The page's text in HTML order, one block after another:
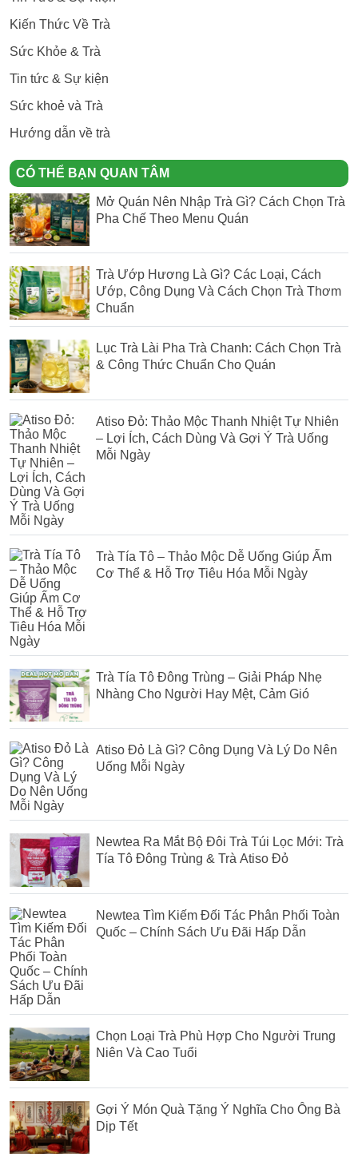
Kiến Thức Về Trà
Sức Khỏe & Trà
Tin tức & Sự kiện
Sức khoẻ và Trà
Hướng dẫn về trà
CÓ THỂ BẠN QUAN TÂM
Mở Quán Nên Nhập Trà Gì? Cách Chọn Trà
Pha Chế Theo Menu Quán
Trà Ướp Hương Là Gì? Các Loại, Cách
Ướp, Công Dụng Và Cách Chọn Trà Thơm
Chuẩn
Lục Trà Lài Pha Trà Chanh: Cách Chọn Trà
& Công Thức Chuẩn Cho Quán
Atiso Đỏ: Thảo Mộc Thanh Nhiệt Tự Nhiên
– Lợi Ích, Cách Dùng Và Gợi Ý Trà Uống
Mỗi Ngày
Trà Tía Tô – Thảo Mộc Dễ Uống Giúp Ấm
Cơ Thể & Hỗ Trợ Tiêu Hóa Mỗi Ngày
Trà Tía Tô Đông Trùng – Giải Pháp Nhẹ
Nhàng Cho Người Hay Mệt, Cảm Gió
Atiso Đỏ Là Gì? Công Dụng Và Lý Do Nên
Uống Mỗi Ngày
Newtea Ra Mắt Bộ Đôi Trà Túi Lọc Mới: Trà
Tía Tô Đông Trùng & Trà Atiso Đỏ
Newtea Tìm Kiếm Đối Tác Phân Phối Toàn
Quốc – Chính Sách Ưu Đãi Hấp Dẫn
Chọn Loại Trà Phù Hợp Cho Người Trung
Niên Và Cao Tuổi
Gợi Ý Món Quà Tặng Ý Nghĩa Cho Ông Bà
Dịp Tết